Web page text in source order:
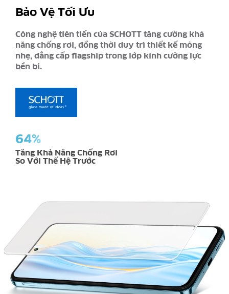
Bảo Vệ Tối Ưu
Công nghệ tiên tiến của SCHOTT tăng cường khả
năng chống rơi, đồng thời duy trì thiết kế mỏng
nhẹ, đẳng cấp flagship trong lớp kính cường lực
bền bỉ.
64%
Tăng Khả Năng Chống Rơi
So Với Thế Hệ Trước